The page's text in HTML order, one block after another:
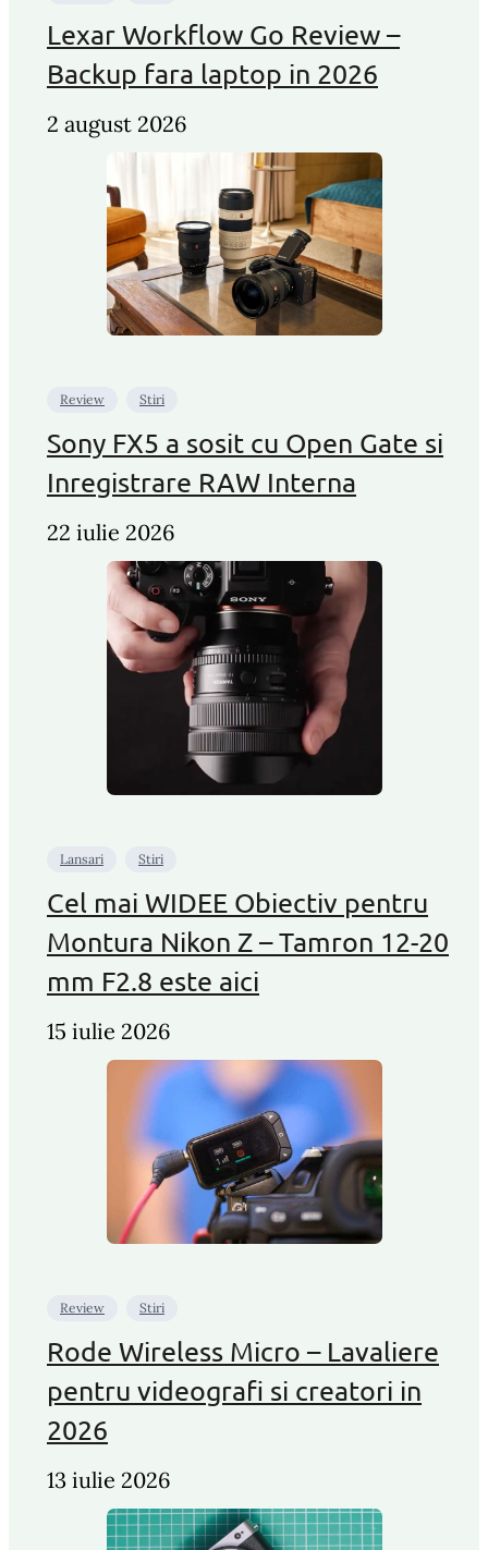
Lexar Workflow Go Review –
Backup fara laptop in 2026
2 august 2026
Review Stiri
Sony FX5 a sosit cu Open Gate si
Inregistrare RAW Interna
22 iulie 2026
Lansari Stiri
Cel mai WIDEE Obiectiv pentru
Montura Nikon Z – Tamron 12-20
mm F2.8 este aici
15 iulie 2026
Review Stiri
Rode Wireless Micro – Lavaliere
pentru videografi si creatori in
2026
13 iulie 2026